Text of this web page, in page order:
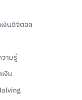
งินดิจิตอล
ามรู้
งิน